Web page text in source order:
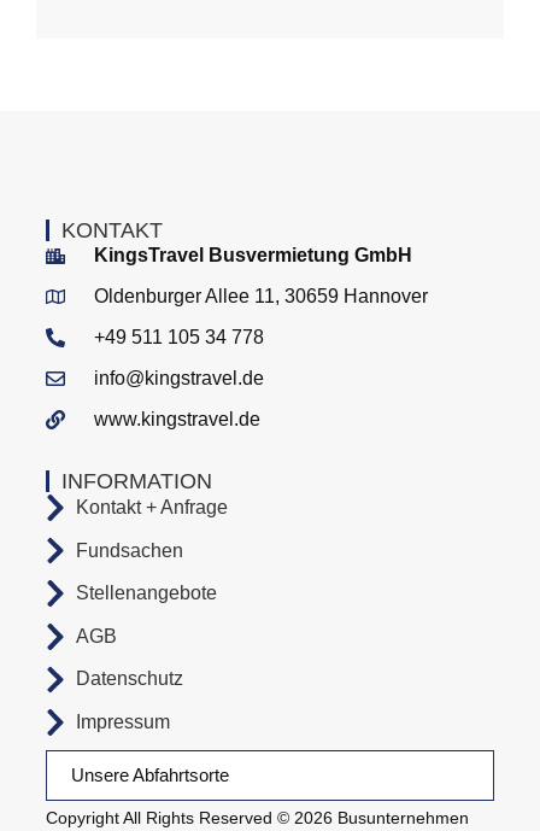
Copyright All Rights Reserved © 2026 Busunternehmen
Unsere Abfahrtsorte
INFORMATION
Kontakt + Anfrage
Fundsachen
Stellenangebote
AGB
Datenschutz
Impressum
KONTAKT
KingsTravel Busvermietung GmbH
Oldenburger Allee 11, 30659 Hannover
+49 511 105 34 778
info@kingstravel.de
www.kingstravel.de